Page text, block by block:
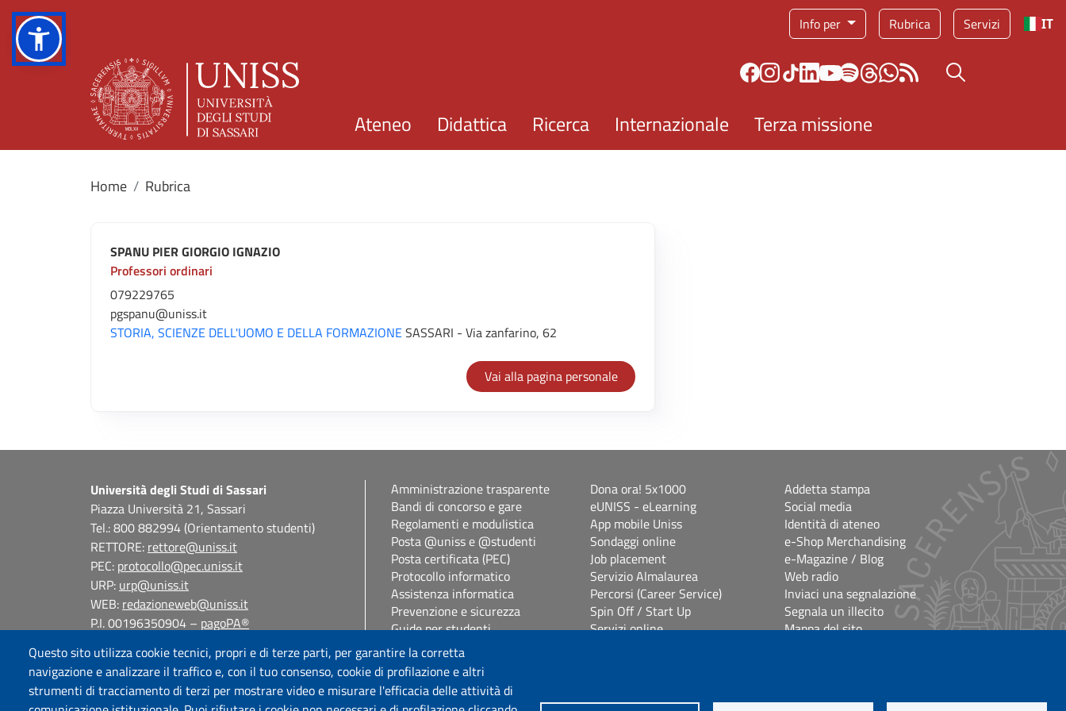
Info per Rubrica Servizi IT
Questo sito utilizza cookie tecnici, propri e di terze parti, per garantire la corretta
navigazione e analizzare il traffico e, con il tuo consenso, cookie di profilazione e altri
strumenti di tracciamento di terzi per mostrare video e misurare l'efficacia delle attività di
Bottone cerca
Ateneo Didattica Ricerca Internazionale Terza missione
Home Rubrica
SPANU PIER GIORGIO IGNAZIO
Professori ordinari
079229765
pgspanu@uniss.it
STORIA, SCIENZE DELL'UOMO E DELLA FORMAZIONE SASSARI - Via zanfarino, 62
Vai alla pagina personale
Università degli Studi di Sassari
Piazza Università 21, Sassari
Tel.: 800 882994 (Orientamento studenti)
RETTORE: rettore@uniss.it
PEC: protocollo@pec.uniss.it
URP: urp@uniss.it
WEB: redazioneweb@uniss.it
P.I. 00196350904 – pagoPA®
Amministrazione trasparente
Bandi di concorso e gare
Regolamenti e modulistica
Posta @uniss e @studenti
Posta certificata (PEC)
Protocollo informatico
Assistenza informatica
Prevenzione e sicurezza
Guide per studenti
Segreterie studenti
Studenti con disabilità e DSA
Vetrina alloggi
Dona ora! 5x1000
eUNISS - eLearning
App mobile Uniss
Sondaggi online
Job placement
Servizio Almalaurea
Percorsi (Career Service)
Spin Off / Start Up
Servizi online
Addetta stampa
Social media
Identità di ateneo
e-Shop Merchandising
e-Magazine / Blog
Web radio
Inviaci una segnalazione
Segnala un illecito
Mappa del sito